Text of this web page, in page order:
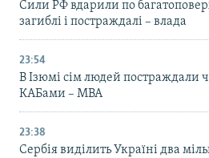
Сили РФ вдарили по
загиблі і постраждалі – влада
23:54
В Ізюмі сім людей постраждали
КАБами – МВА
23:38
Сербія виділить Україні два